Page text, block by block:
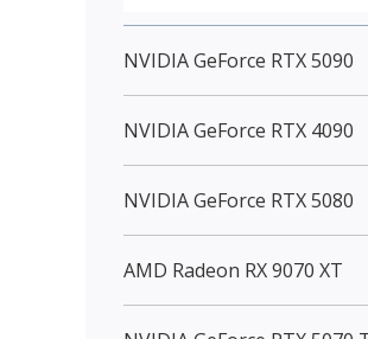
NVIDIA GeForce RTX 5090
NVIDIA GeForce RTX 4090
NVIDIA GeForce RTX 5080
AMD Radeon RX 9070 XT